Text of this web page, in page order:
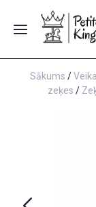
Menu
Sākums /
zeķes /
Previous